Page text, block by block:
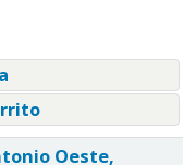
Oeste,